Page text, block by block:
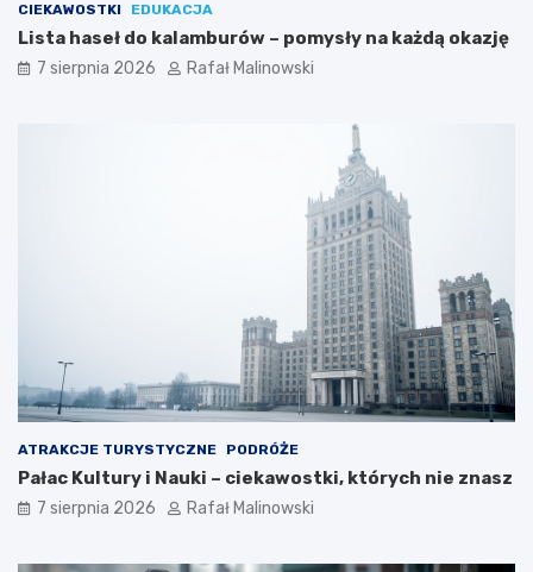
CIEKAWOSTKI EDUKACJA
Lista haseł do kalamburów – pomysły na każdą okazję
7 sierpnia 2026 Rafał Malinowski
ATRAKCJE TURYSTYCZNE PODRÓŻE
Pałac Kultury i Nauki – ciekawostki, których nie znasz
7 sierpnia 2026 Rafał Malinowski